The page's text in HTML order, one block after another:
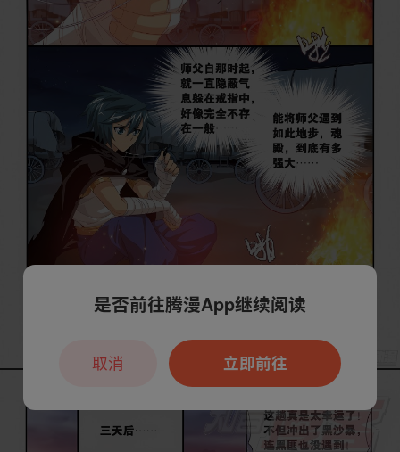
是否前往腾漫App继续阅读
立即前往
取消